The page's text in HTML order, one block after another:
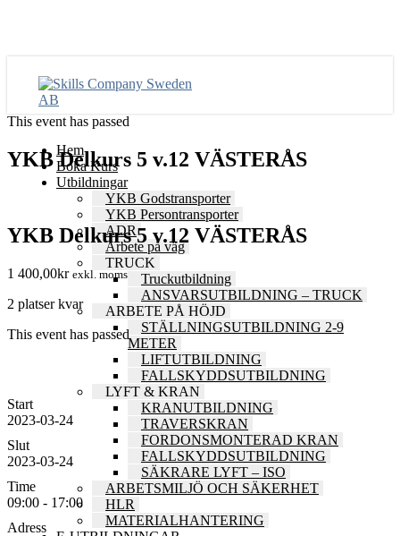
Hem
Boka Kurs
Utbildningar
YKB Godstransporter
YKB Persontransporter
ADR
Arbete på väg
TRUCK
Truckutbildning
ANSVARSUTBILDNING – TRUCK
ARBETE PÅ HÖJD
STÄLLNINGSUTBILDNING 2-9
METER
LIFTUTBILDNING
FALLSKYDDSUTBILDNING
LYFT & KRAN
KRANUTBILDNING
TRAVERSKRAN
FORDONSMONTERAD KRAN
FALLSKYDDSUTBILDNING
SÄKRARE LYFT – ISO
ARBETSMILJÖ OCH SÄKERHET
HLR
MATERIALHANTERING
This event has passed
YKB Delkurs 5 v.12 VÄSTERÅS
YKB Delkurs 5 v.12 VÄSTERÅS
1 400,00kr exkl. moms
2 platser kvar
This event has passed
Start
2023-03-24
Slut
2023-03-24
Time
09:00 - 17:00
Adress